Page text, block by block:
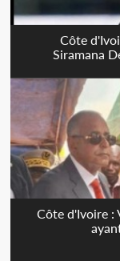
Côte
Siramana
Côte d'Ivoire :